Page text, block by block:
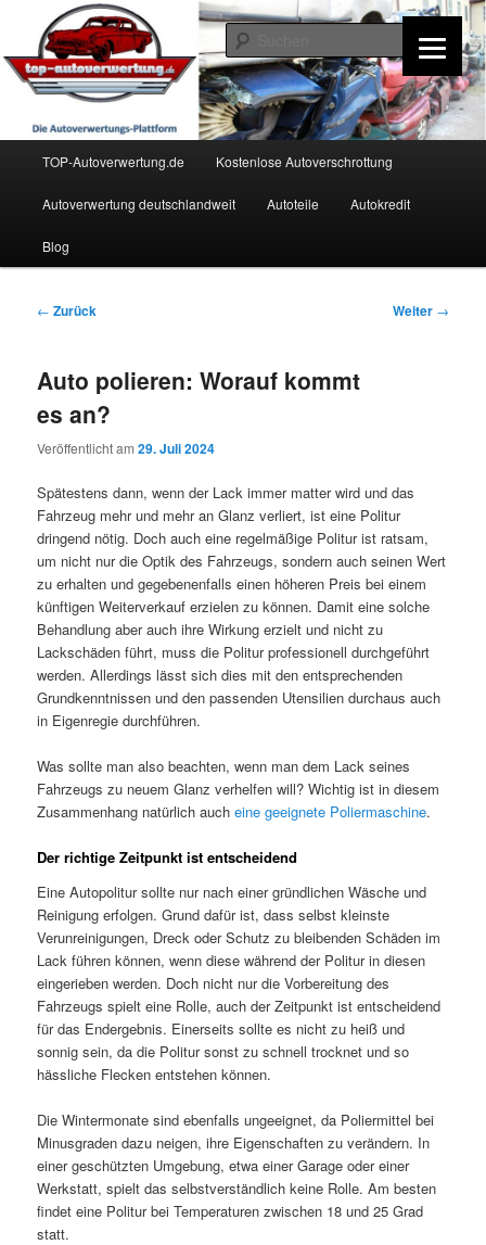
wechseln
TOP-Autoverwertung.de
TOP-Autoverwertung.de Kostenlose Autoverschrottung
Autoverwertung deutschlandweit Autoteile Autokredit
Blog
Beitrags-
← Zurück Weiter →
Auto polieren: Worauf kommt
es an?
Veröffentlicht am29. Juli 2024
Spätestens dann, wenn der Lack immer matter wird und das
Fahrzeug mehr und mehr an Glanz verliert, ist eine Politur
dringend nötig. Doch auch eine regelmäßige Politur ist ratsam,
um nicht nur die Optik des Fahrzeugs, sondern auch seinen Wert
zu erhalten und gegebenenfalls einen höheren Preis bei einem
künftigen Weiterverkauf erzielen zu können. Damit eine solche
Behandlung aber auch ihre Wirkung erzielt und nicht zu
Lackschäden führt, muss die Politur professionell durchgeführt
werden. Allerdings lässt sich dies mit den entsprechenden
Grundkenntnissen und den passenden Utensilien durchaus auch
in Eigenregie durchführen.
Was sollte man also beachten, wenn man dem Lack seines
Fahrzeugs zu neuem Glanz verhelfen will? Wichtig ist in diesem
Zusammenhang natürlich aucheine geeignete Poliermaschine.
Der richtige Zeitpunkt ist entscheidend
Eine Autopolitur sollte nur nach einer gründlichen Wäsche und
Reinigung erfolgen. Grund dafür ist, dass selbst kleinste
Verunreinigungen, Dreck oder Schutz zu bleibenden Schäden im
Lack führen können, wenn diese während der Politur in diesen
eingerieben werden. Doch nicht nur die Vorbereitung des
Fahrzeugs spielt eine Rolle, auch der Zeitpunkt ist entscheidend
für das Endergebnis. Einerseits sollte es nicht zu heiß und
sonnig sein, da die Politur sonst zu schnell trocknet und so
hässliche Flecken entstehen können.
Die Wintermonate sind ebenfalls ungeeignet, da Poliermittel bei
Minusgraden dazu neigen, ihre Eigenschaften zu verändern. In
einer geschützten Umgebung, etwa einer Garage oder einer
Werkstatt, spielt das selbstverständlich keine Rolle. Am besten
findet eine Politur bei Temperaturen zwischen 18 und 25 Grad
statt.